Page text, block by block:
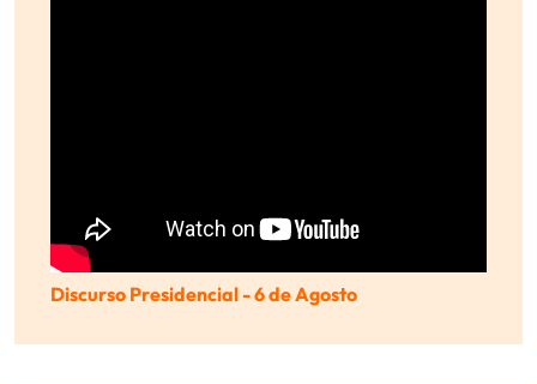
Discurso Presidencial - 6 de Agosto